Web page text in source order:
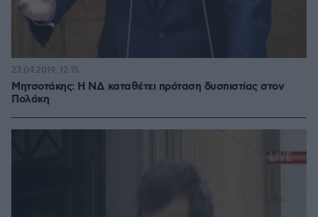
Μητσοτάκης: Η ΝΔ καταθέτει πρόταση δυσπιστίας στον
Πολάκη
23.04.2019, 12:15